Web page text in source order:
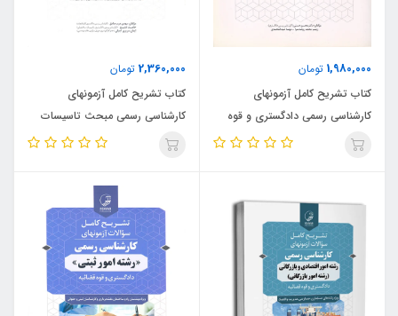
1,980,000 تومان
کتاب تشریح کامل آزمونهای
کارشناسی رسمی دادگستری و قوه
قضائیه رشته امور گمرکی (نشر نوآور)
2,360,000 تومان
کتاب تشریح کامل آزمونهای
کارشناسی رسمی مبحث تاسیسات
الکتریکی ، رشته های تاسیسات
کارخانجات ویژه مهندسان برق ،
مکانیک و صنایع (نشر نوآور)